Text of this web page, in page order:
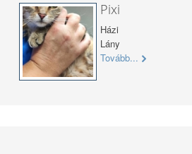
Pixi
Házi
Lány
Tovább...